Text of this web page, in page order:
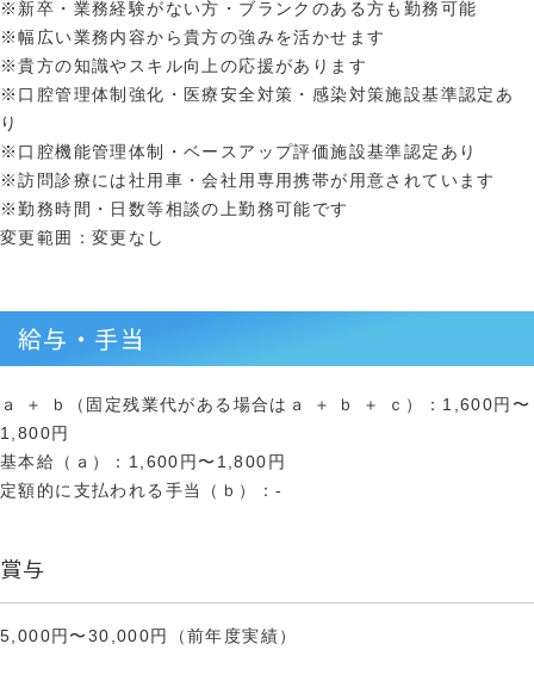
※新卒・業務経験がない方・ブランクのある方も勤務可能
※幅広い業務内容から貴方の強みを活かせます
※貴方の知識やスキル向上の応援があります
※口腔管理体制強化・医療安全対策・感染対策施設基準認定あ
り
※口腔機能管理体制・ベースアップ評価施設基準認定あり
※訪問診療には社用車・会社用専用携帯が用意されています
※勤務時間・日数等相談の上勤務可能です
変更範囲：変更なし
給与・手当
ａ ＋ ｂ（固定残業代がある場合はａ ＋ ｂ ＋ ｃ）：1,600円〜
1,800円
基本給（ａ）：1,600円〜1,800円
定額的に支払われる手当（ｂ）：-
賞与
5,000円〜30,000円（前年度実績）